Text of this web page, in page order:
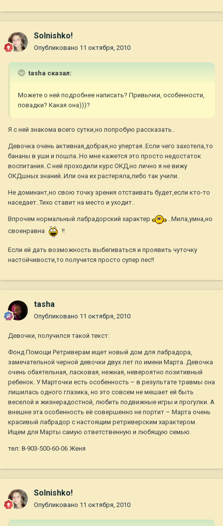
Solnishko!
Опубликовано 11 октября, 2010
tasha сказал:
Можете о ней подробнее написать? Привычки, особенности,
повадки? Какая она)))?
Я с ней знакома всего сутки,но попробую рассказать..
Девочка очень активная,добрая,но упертая..Если чего захотела,то
бананы в уши и пошла..Но мне кажется это просто недостаток
воспитания..С ней проходили курс ОКД,но лично я не вижу
ОКДшных знаний..Или она их растеряла,либо так учили.
Не доминант,но свою точку зрения отстаивать будет,если кто-то
наседает..Тихо ставит на место и уходит..
Впрочем нормальный лабрадорский характер
..Мила,умна,но
своенравна
!!
Если ей дать возможность выбегиваться и проявить чуточку
настойчивости,то получится просто супер пес!!
tasha
Опубликовано 11 октября, 2010
Девочки, получился такой текст:
Фонд Помощи Ретриверам ищет новый дом для лабрадора,
замечательной черной девочки двух лет по имени Марта. Девочка
очень обаятельная, ласковая, нежная, невероятно позитивный
ребенок. У Марточки есть особенность – в результате травмы она
лишилась одного глазика, но это совсем не мешает ей быть
веселой и жизнерадостной, любить подвижные игры и прогулки. А
внешне эта особенность её совершенно не портит – Марта очень
красивый лабрадор с настоящим ретриверским характером.
Ищем для Марты самую ответственную и любящую семью.
тел: 8-903-500-60-06 Женя
Solnishko!
Опубликовано 11 октября, 2010